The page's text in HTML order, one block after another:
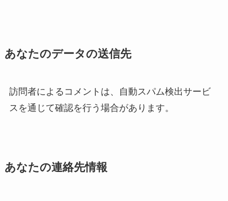
あなたのデータの送信先
訪問者によるコメントは、自動スパム検出サービ
スを通じて確認を行う場合があります。
あなたの連絡先情報